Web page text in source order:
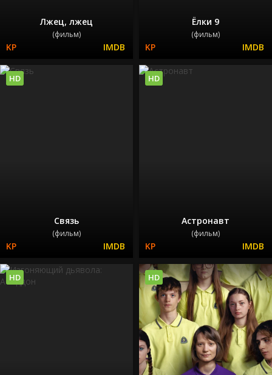
Лжец, лжец
(фильм)
Ёлки 9
(фильм)
Связь
(фильм)
HD
Астронавт
(фильм)
HD
HD HD